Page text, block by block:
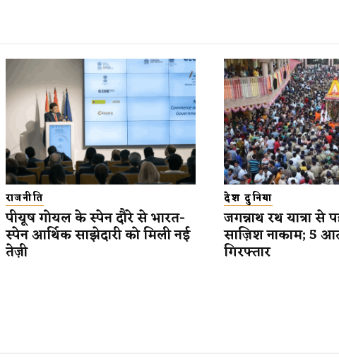
राजनीति
पीयूष गोयल के स्पेन दौरे से भारत-
स्पेन आर्थिक साझेदारी को मिली नई
तेज़ी
देश दुनिया
जगन्नाथ रथ यात्रा
साज़िश नाकाम; 5
गिरफ्तार